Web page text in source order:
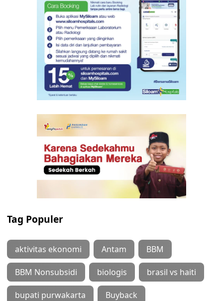
Tag Populer
aktivitas ekonomi Antam BBM
BBM Nonsubsidi biologis brasil vs haiti
bupati purwakarta Buyback